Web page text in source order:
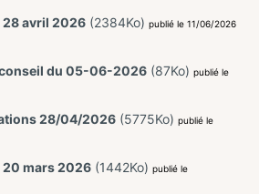
28 avril 2026 (2384Ko)publié le 11/06/2026
du 05-06-2026 (87Ko)publié le
28/04/2026 (5775Ko)publié le
20 mars 2026 (1442Ko)publié le